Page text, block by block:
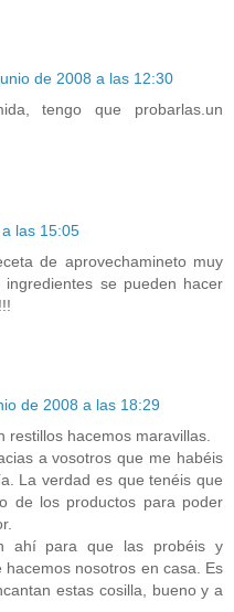
de 2008 a las 12:30
tengo que probarlas.un
las 15:05
de aprovechamineto muy
se pueden hacer
de 2008 a las 18:29
restillos hacemos maravillas.
a vosotros que me habéis
La verdad es que tenéis que
de los productos para poder
ahí para que las probéis y
nosotros en casa. Es
estas cosilla, bueno y a